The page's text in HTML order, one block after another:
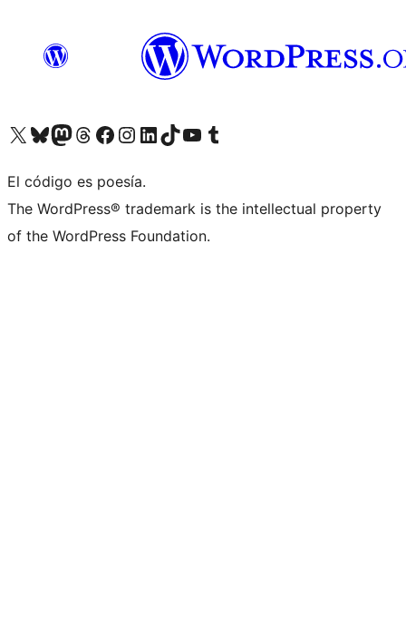
Visit our X (formerly Twitter) account
Visit our Bluesky account
Visit our Mastodon account
Visit our Threads account
Visita nuestra página de Facebook
Visita nuestra cuenta de Instagram
Visita nuestra cuenta de LinkedIn
Visit our TikTok account
Visita nuestro canal de YouTube
Visit our Tumblr account
El código es poesía.
The WordPress® trademark is the intellectual property
of the WordPress Foundation.